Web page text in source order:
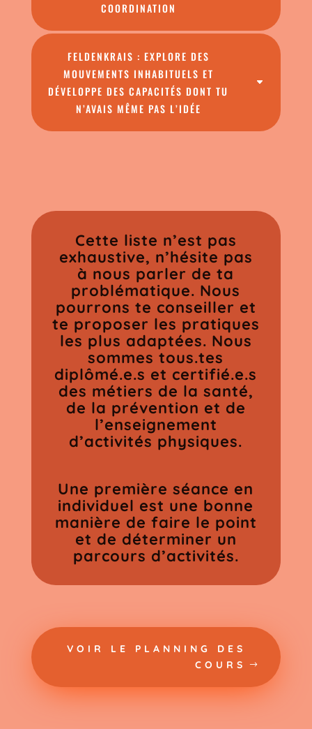
COORDINATION
FELDENKRAIS : EXPLORE DES
MOUVEMENTS INHABITUELS ET
DÉVELOPPE DES CAPACITÉS DONT TU
N’AVAIS MÊME PAS L’IDÉE
Cette liste n’est pas
exhaustive, n’hésite pas
à nous parler de ta
problématique. Nous
pourrons te conseiller et
te proposer les pratiques
les plus adaptées. Nous
sommes tous.tes
diplômé.e.s et certifié.e.s
des métiers de la santé,
de la prévention et de
l’enseignement
d’activités physiques.
Une première séance en
individuel est une bonne
manière de faire le point
et de déterminer un
parcours d’activités.
VOIR LE PLANNING DES
COURS